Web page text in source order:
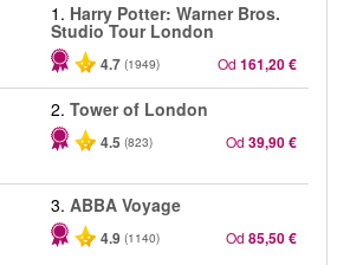
1. Harry Potter: Warner Bros.
Studio Tour London
4.7 (1949) Od 161,20 €
2. Tower of London
4.5 (823) Od 39,90 €
3. ABBA Voyage
4.9 (1140) Od 85,50 €